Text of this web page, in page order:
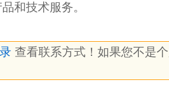
和技术服务。
查看联系方式！如果您不是